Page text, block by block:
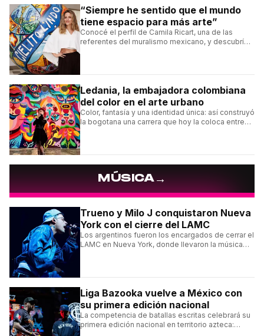
“Siempre he sentido que el mundo
tiene espacio para más arte”
Conocé el perfil de Camila Ricart, una de las
referentes del muralismo mexicano, y descubrí
Ledania, la embajadora colombiana
del color en el arte urbano
Color, fantasía y una identidad única: así construyó
la bogotana una carrera que hoy la coloca entre
MÚSICA→
Trueno y Milo J conquistaron Nueva
York con el cierre del LAMC
Los argentinos fueron los encargados de cerrar el
LAMC en Nueva York, donde llevaron la música
Liga Bazooka vuelve a México con
su primera edición nacional
La competencia de batallas escritas celebrará su
primera edición nacional en territorio azteca: